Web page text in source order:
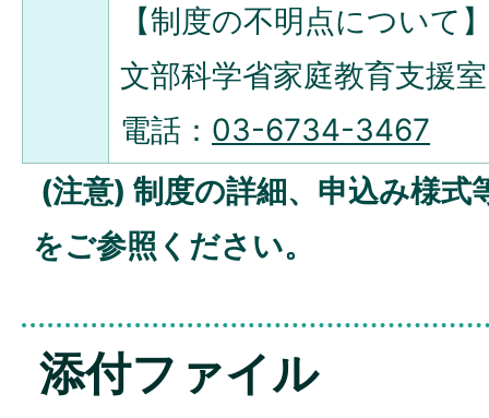
【制度の不明点について
文部科学省家庭教育支援室
電話： 03-6734-3467
(注意) 制度の詳細、申込み様式
をご参照ください。
添付ファイル